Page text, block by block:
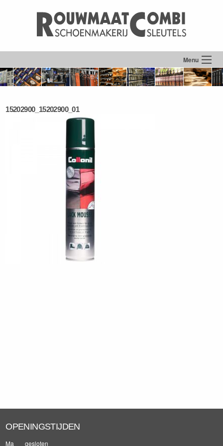
Menu
15202900_15202900_01
OPENINGSTIJDEN
Ma gesloten